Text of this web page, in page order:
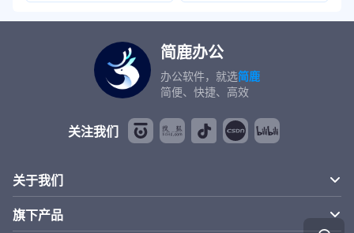
简鹿办公
办公软件，就选简鹿
简便、快捷、高效
关注我们
关于我们
旗下产品